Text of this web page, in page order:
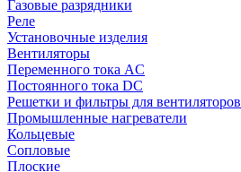
Газовые разрядники
Реле
Установочные изделия
Вентиляторы
Переменного тока AC
Постоянного тока DC
Решетки и фильтры для вентиляторов
Промышленные нагреватели
Кольцевые
Сопловые
Плоские